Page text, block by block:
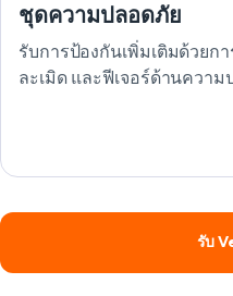
ชุดความปลอดภัย
รับการป้องกันเพิ่มเติมด้วยก
ละเมิด และฟีเจอร์ด้านควา
รับ